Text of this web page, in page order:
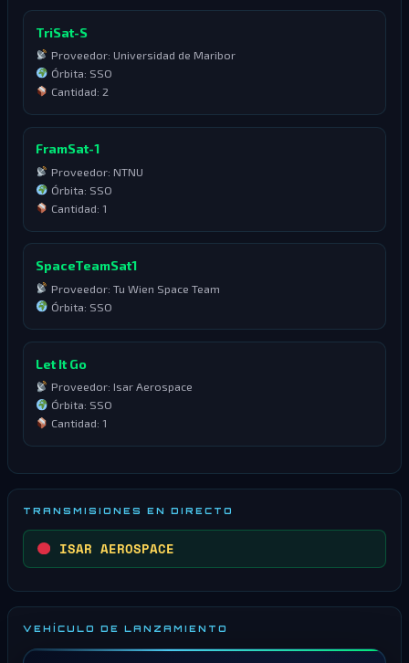
TriSat-S
Proveedor: Universidad de Maribor
Órbita: SSO
Cantidad: 2
FramSat-1
Proveedor: NTNU
Órbita: SSO
Cantidad: 1
SpaceTeamSat1
Proveedor: Tu Wien Space Team
Órbita: SSO
Let It Go
Proveedor: Isar Aerospace
Órbita: SSO
Cantidad: 1
TRANSMISIONES EN DIRECTO
ISAR AEROSPACE
VEHÍCULO DE LANZAMIENTO